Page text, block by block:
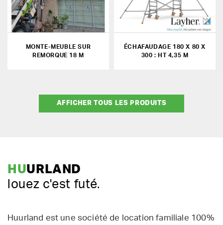
MONTE-MEUBLE SUR
REMORQUE 18 M
ÉCHAFAUDAGE 180 X 80 X
300 : HT 4,35 M
AFFICHER TOUS LES PRODUITS
HUURLAND
louez c'est futé.
Huurland est une société de location familiale 100%